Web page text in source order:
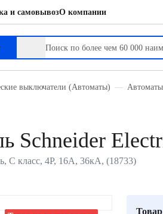
и самовывозО компании
выключатели (Автоматы)
Schneider
C класс, 4P, 16А, 36кА, (18733)
Товар